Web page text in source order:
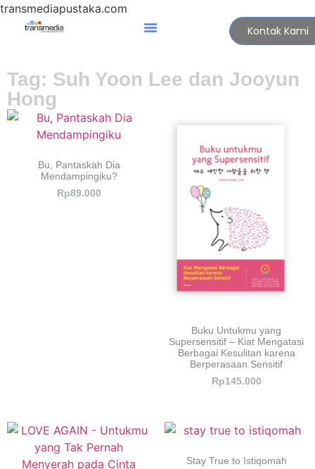
transmediapustaka.com
Kontak Kami
Tag: Suh Yoon Lee dan Jooyun
Hong
Bu, Pantaskah Dia
Mendampingiku?
Rp89.000
Buku Untukmu yang
Supersensitif – Kiat Mengatasi
Berbagai Kesulitan karena
Berperasaan Sensitif
Rp145.000
Stay True to Istiqomah